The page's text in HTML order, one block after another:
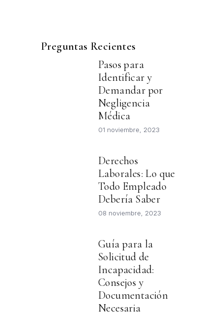
Preguntas Recientes
Pasos para
Identificar y
Demandar por
Negligencia
Médica
01 noviembre, 2023
Derechos
Laborales: Lo que
Todo Empleado
Debería Saber
08 noviembre, 2023
Guía para la
Solicitud de
Incapacidad:
Consejos y
Documentación
Necesaria